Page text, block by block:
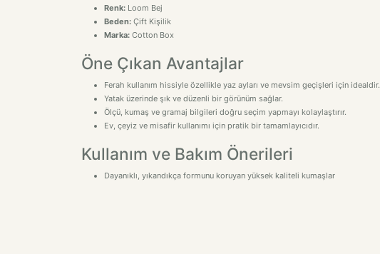
Renk: Loom Bej
Beden: Çift Kişilik
Marka: Cotton Box
Öne Çıkan Avantajlar
Ferah kullanım hissiyle özellikle yaz ayları ve mevsim geçişleri için idealdir.
Yatak üzerinde şık ve düzenli bir görünüm sağlar.
Ölçü, kumaş ve gramaj bilgileri doğru seçim yapmayı kolaylaştırır.
Ev, çeyiz ve misafir kullanımı için pratik bir tamamlayıcıdır.
Kullanım ve Bakım Önerileri
Dayanıklı, yıkandıkça formunu koruyan yüksek kaliteli kumaşlar